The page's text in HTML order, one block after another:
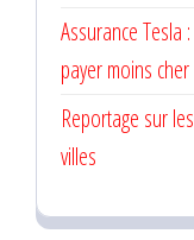
Assurance Tesla
payer moins cher
Reportage sur
villes